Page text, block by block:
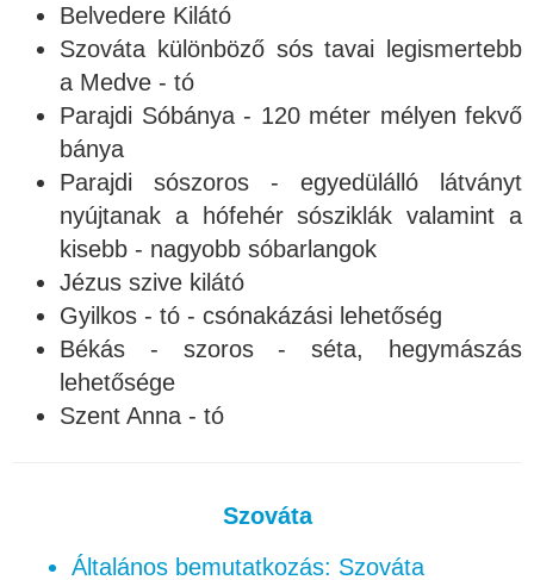
Belvedere Kilátó
Szováta különböző sós tavai legismertebb
a Medve - tó
Parajdi Sóbánya - 120 méter mélyen fekvő
bánya
Parajdi sószoros - egyedülálló látványt
nyújtanak a hófehér sósziklák valamint a
kisebb - nagyobb sóbarlangok
Jézus szive kilátó
Gyilkos - tó - csónakázási lehetőség
Békás - szoros - séta, hegymászás
lehetősége
Szent Anna - tó
Szováta
Általános bemutatkozás: Szováta